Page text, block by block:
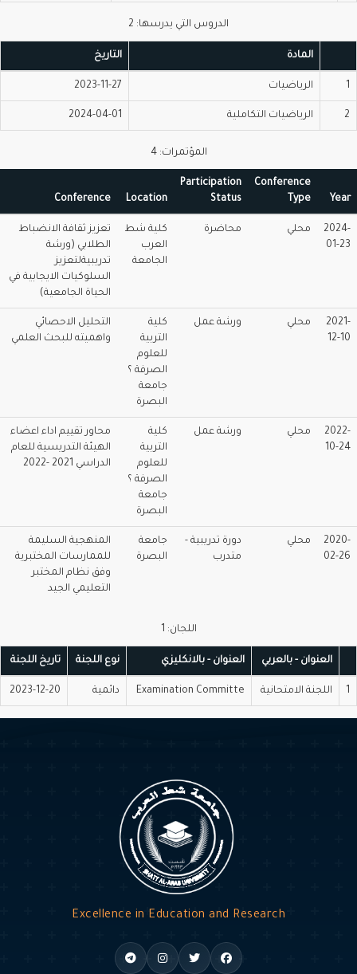
الدروس التي يدرسها: 2
المادة التاريخ
الرياضيات 2023-11-27
الرياضيات التكاملية 2024-04-01
المؤتمرات: 4
Conference
Type
Participation
Status
Location
Conference
01-
محلي محاضرة
كلية شط
العرب
الجامعة
تعزيز ثقافة الانضباط
الطلابي (ورشة
تدريبيةلتعزيز
السلوكيات الايجابية في
الحياة الجامعية)
12-
محلي ورشة عمل
كلية
التربية
للعلوم
الصرفة ؟
جامعة
البصرة
التحليل الاحصائي
واهميته للبحث العلمي
10-
محلي ورشة عمل
كلية
التربية
للعلوم
الصرفة ؟
جامعة
البصرة
محاور تقييم اداء اعضاء
الهيئة التدريسية للعام
الدراسي 2021 -2022
02-
محلي
دورة تدريبية -
متدرب
جامعة
البصرة
المنهجية السليمة
للممارسات المختبرية
وفق نظام المختبر
التعليمي الجيد
اللجان: 1
العنوان - بالعربي العنوان - بالانكليزي نوع اللجنة تاريخ اللجنة
اللجنة الامتحانية Examination Committe دائمية 2023-12-20
Excellence in Education and Research